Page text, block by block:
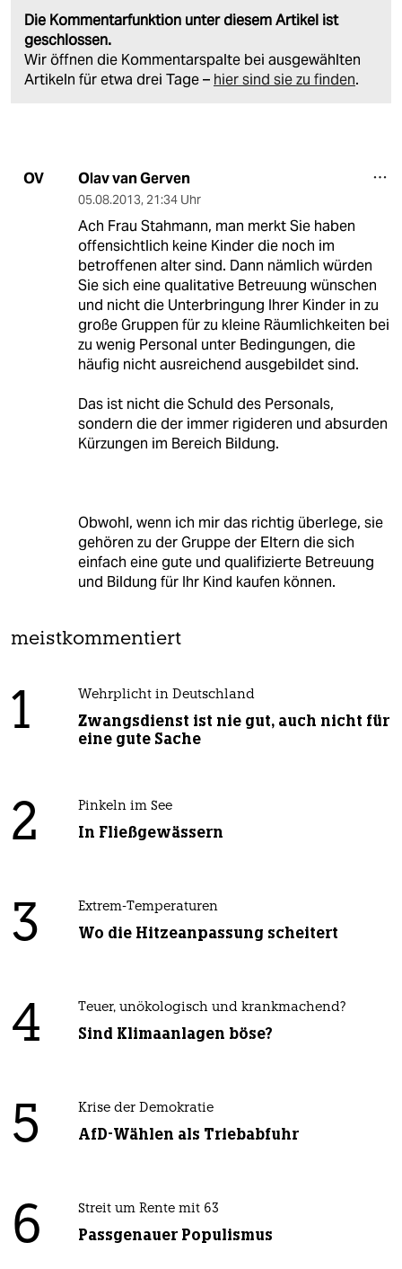
Die Kommentarfunktion unter diesem Artikel ist
geschlossen.
Wir öffnen die Kommentarspalte bei ausgewählten
Artikeln für etwa drei Tage – hier sind sie zu finden.
OV Olav van Gerven
05.08.2013, 21:34 Uhr
Ach Frau Stahmann, man merkt Sie haben
offensichtlich keine Kinder die noch im
betroffenen alter sind. Dann nämlich würden
Sie sich eine qualitative Betreuung wünschen
und nicht die Unterbringung Ihrer Kinder in zu
große Gruppen für zu kleine Räumlichkeiten bei
zu wenig Personal unter Bedingungen, die
häufig nicht ausreichend ausgebildet sind.
Das ist nicht die Schuld des Personals,
sondern die der immer rigideren und absurden
Kürzungen im Bereich Bildung.
Obwohl, wenn ich mir das richtig überlege, sie
gehören zu der Gruppe der Eltern die sich
einfach eine gute und qualifizierte Betreuung
und Bildung für Ihr Kind kaufen können.
meistkommentiert
1 Wehrplicht in Deutschland
Zwangsdienst ist nie gut, auch nicht für
eine gute Sache
2 Pinkeln im See
In Fließgewässern
3 Extrem-Temperaturen
Wo die Hitzeanpassung scheitert
4 Teuer, unökologisch und krankmachend?
Sind Klimaanlagen böse?
5 Krise der Demokratie
AfD-Wählen als Triebabfuhr
6 Streit um Rente mit 63
Passgenauer Populismus